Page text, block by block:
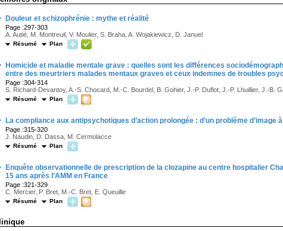
Douleur et schizophrénie : mythe et réalité
Page :297-303
A. Autié, M. Montreuil, V. Moulier, S. Braha, A. Wojakiewicz, D. Januel
Résumé Plan
Homicide et maladie mentale grave : quelles sont les différences
entre des meurtriers malades mentaux graves et ceux indemnes de troubles
Page :304-314
S. Richard-Devantoy, A.-S. Chocard, M.-C. Bourdel, B. Gohier, J.-P. Duflot, J.-P. Lhuillier, J.-B.
Résumé Plan
La compliance aux antipsychotiques d’action prolongée : d’un problème d’image
Page :315-320
J. Naudin, D. Dassa, M. Cermolacce
Résumé Plan
Enquête observationnelle de prescription de la clozapine au centre hospitalier
15 ans après l’AMM en France
Page :321-329
C. Mercier, P. Bret, M.-C. Bret, E. Queuille
Résumé Plan